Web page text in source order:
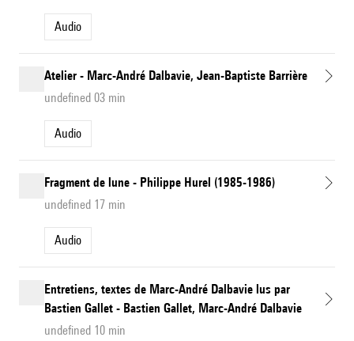
Audio
Atelier - Marc-André Dalbavie, Jean-Baptiste Barrière
undefined 03 min
Audio
Fragment de lune - Philippe Hurel (1985-1986)
undefined 17 min
Audio
Entretiens, textes de Marc-André Dalbavie lus par
Bastien Gallet - Bastien Gallet, Marc-André Dalbavie
undefined 10 min